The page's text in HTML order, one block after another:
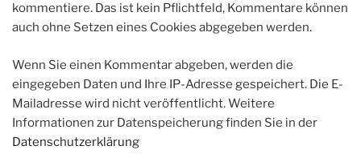
kommentiere. Das ist kein Pflichtfeld, Kommentare können
auch ohne Setzen eines Cookies abgegeben werden.
Wenn Sie einen Kommentar abgeben, werden die
eingegeben Daten und Ihre IP-Adresse gespeichert. Die E-
Mailadresse wird nicht veröffentlicht. Weitere
Informationen zur Datenspeicherung finden Sie in der
Datenschutzerklärung